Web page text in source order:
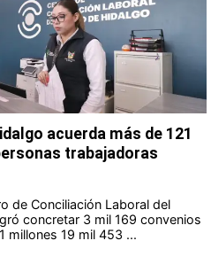
acuerda más de 121
trabajadoras
de Conciliación Laboral del
concretar 3 mil 169 convenios
millones 19 mil 453 ...